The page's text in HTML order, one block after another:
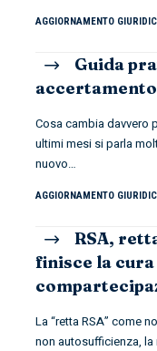
AGGIORNAMENTO
Guida
Cosa cambia davvero
ultimi mesi si parla
nuovo…
AGGIORNAMENTO
RSA,
finisce la cura
La “retta RSA” come
non autosufficienza,